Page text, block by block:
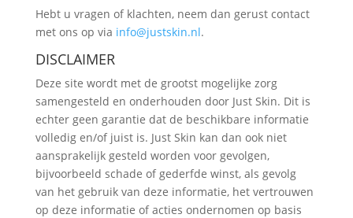
Hebt u vragen of klachten, neem dan gerust contact
met ons op via info@justskin.nl.
DISCLAIMER
Deze site wordt met de grootst mogelijke zorg
samengesteld en onderhouden door Just Skin. Dit is
echter geen garantie dat de beschikbare informatie
volledig en/of juist is. Just Skin kan dan ook niet
aansprakelijk gesteld worden voor gevolgen,
bijvoorbeeld schade of gederfde winst, als gevolg
van het gebruik van deze informatie, het vertrouwen
op deze informatie of acties ondernomen op basis